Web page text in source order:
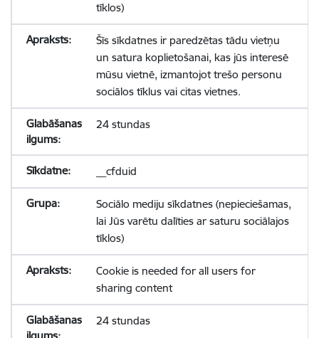
tīklos)
Šīs sīkdatnes ir paredzētas tādu vietņu
un satura koplietošanai, kas jūs interesē
mūsu vietnē, izmantojot trešo personu
sociālos tīklus vai citas vietnes.
24 stundas
__cfduid
Sociālo mediju sīkdatnes (nepieciešamas,
lai Jūs varētu dalīties ar saturu sociālajos
tīklos)
Cookie is needed for all users for
sharing content
24 stundas